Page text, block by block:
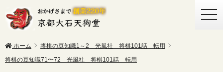
ホーム
将棋の豆知識1～2 光風社 将棋101話 転用
将棋の豆知識71〜72 光風社 将棋101話 転用